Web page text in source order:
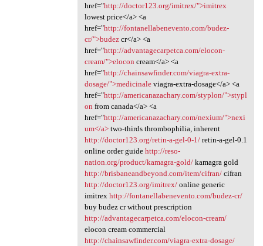
href="http://doctor123.org/imitrex/">imitrex
lowest price</a> <a
href="http://fontanellabenevento.com/budez-
cr/">budezcr</a> <a
href="http://advantagecarpetca.com/elocon-
cream/">elocon cream</a> <a
href="http://chainsawfinder.com/viagra-extra-
dosage/">medicinaleviagra-extra-dosage</a> <a
href="http://americanazachary.com/styplon/">stypl
on from canada</a> <a
href="http://americanazachary.com/nexium/">nexi
um</a>two-thirds thrombophilia, inherent
http://doctor123.org/retin-a-gel-0-1/retin-a-gel-0.1
online order guide http://reso-
nation.org/product/kamagra-gold/kamagra gold
http://brisbaneandbeyond.com/item/cifran/cifran
http://doctor123.org/imitrex/online generic
imitrex http://fontanellabenevento.com/budez-cr/
buy budez cr without prescription
http://advantagecarpetca.com/elocon-cream/
elocon cream commercial
http://chainsawfinder.com/viagra-extra-dosage/